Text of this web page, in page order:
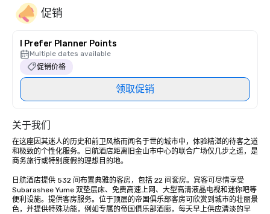
促销
I Prefer Planner Points
Multiple dates available
促销价格
领取促销
关于我们
在这座因其迷人的历史和前卫风格而闻名于世的城市中，体验精湛的待客之道
和极致的个性化服务。日航酒店距离旧金山市中心的联合广场仅几步之遥，是
商务旅行或特别度假的理想目的地。
日航酒店提供 532 间布置典雅的客房，包括 22 间套房。宾客可尽情享受
Subarashee Yume 双垫层床、免费高速上网、大型高清液晶电视和迷你吧等
便利设施。提供客房服务。位于顶层的帝国俱乐部客房可欣赏到城市的壮丽景
色，并提供特殊功能，例如专属的帝国俱乐部酒廊，每天早上供应清淡的早